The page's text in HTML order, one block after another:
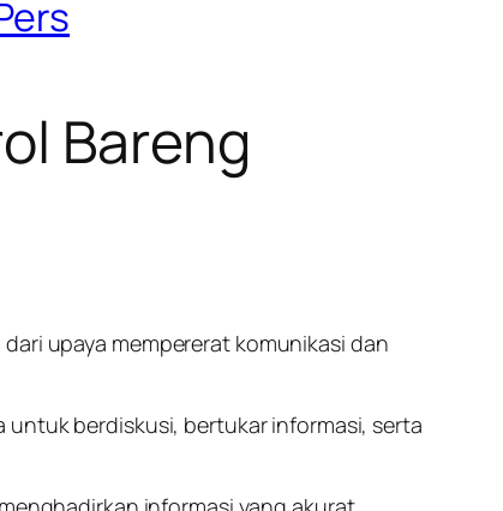
Bareng
upaya mempererat komunikasi dan
berdiskusi, bertukar informasi, serta